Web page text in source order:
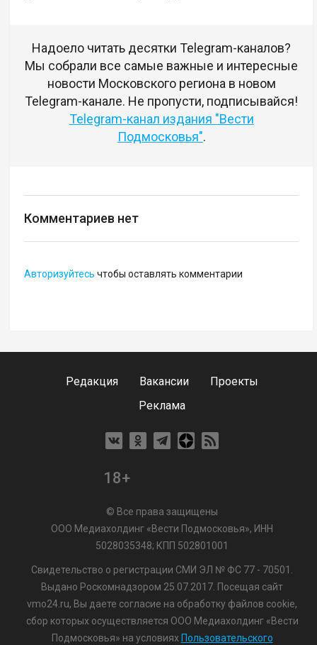
Надоело читать десятки Telegram-каналов?
Мы собрали все самые важные и интересные
новости Московского региона в новом
Telegram-канале. Не пропусти, подписывайся!
Telegram-канал издания "Вести
Подмосковья".
Комментариев нет
Авторизуйтесь чтобы оставлять комментарии
Редакция Вакансии
Проекты
Реклама
18+
© Все права защищены
ООО Медиахолдинг «Вести Подмосковья», ИНН
5028035348; КПП 502801001
Свидетельство о регистрации СМИ ЭЛ № ФС 77 - 70501.
Выдано Роскомнадзором 25.07.2017. Посещая сайт
vmo24.ru, Вы даете согласие на обработку файлов cookie,
сбор которых осуществляется ООО Медиахолдинг «Вести
Подмосковья» на условиях Пользовательского